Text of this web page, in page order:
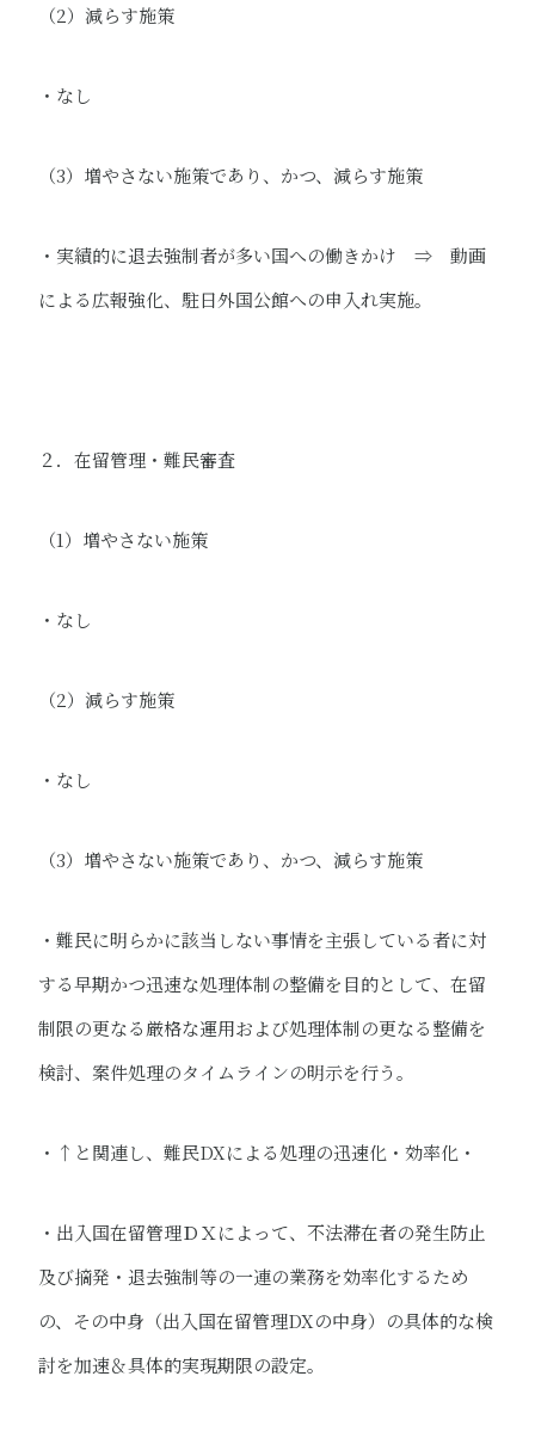
（2）減らす施策
・なし
（3）増やさない施策であり、かつ、減らす施策
・実績的に退去強制者が多い国への働きかけ ⇒ 動画
による広報強化、駐日外国公館への申入れ実施。​
２．在留管理・難民審査
（1）増やさない施策
・なし
（2）減らす施策
・なし
（3）増やさない施策であり、かつ、減らす施策​
・難民に明らかに該当しない事情を主張している者に対
する早期かつ迅速な処理体制の整備を目的として、在留
制限​の更なる厳格な運用および処理体制​の更なる整備を
検討、案件処理のタイムラインの明示を行う。
・↑と関連し、難民DXによる処理の迅速化・効率化​・
・出入国在留管理ＤＸによって、不法滞在者の発生防止
及び摘発・退去強制等の一連の業務を効率化するため
の、その中身（出入国在留管理DXの中身）の具体的な検
討を加速＆具体的実現期限の設定。